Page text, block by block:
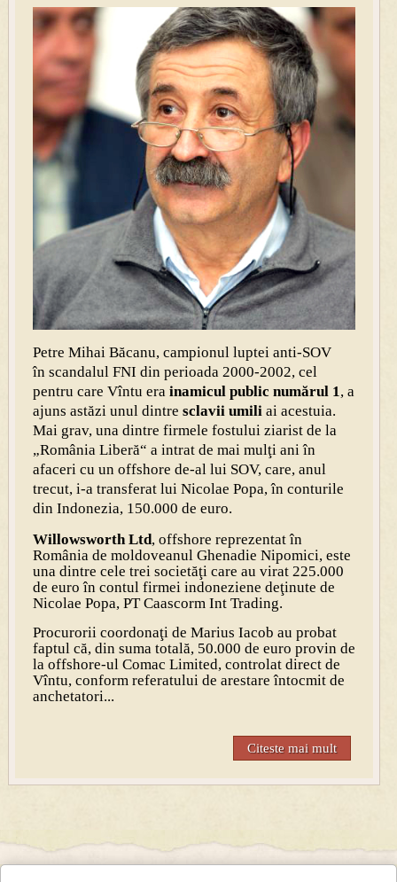
Petre Mihai Băcanu, campionul luptei anti-SOV
în scandalul FNI din perioada 2000-2002, cel
pentru care Vîntu era inamicul public numărul 1, a
ajuns astăzi unul dintre sclavii umiliai acestuia.
Mai grav, una dintre firmele fostului ziarist de la
„România Liberă“ a intrat de mai mulţi ani în
afaceri cu un offshore de-al lui SOV, care, anul
trecut, i-a transferat lui Nicolae Popa, în conturile
din Indonezia, 150.000 de euro.
Willowsworth Ltd, offshore reprezentat în
România de moldoveanul Ghenadie Nipomici, este
una dintre cele trei societăţi care au virat 225.000
de euro în contul firmei indoneziene deţinute de
Nicolae Popa, PT Caascorm Int Trading.
Procurorii coordonaţi de Marius Iacob au probat
faptul că, din suma totală, 50.000 de euro provin de
la offshore-ul Comac Limited, controlat direct de
Vîntu, conform referatului de arestare întocmit de
anchetatori...
Citeste mai mult